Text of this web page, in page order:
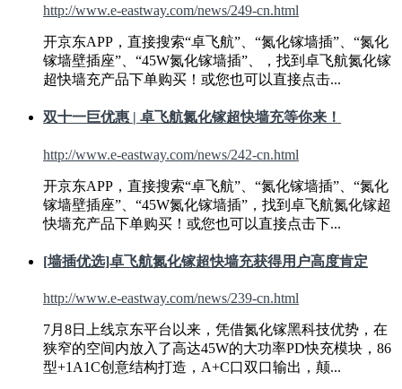
http://www.e-eastway.com/news/249-cn.html
开京东APP，直接搜索“卓飞航”、“氮化镓墙插”、“氮化
镓墙壁插座”、“45W氮化镓墙插”、，找到卓飞航氮化镓
超快墙充产品下单购买！或您也可以直接点击...
双十一巨优惠 | 卓飞航氮化镓超快墙充等你来！
http://www.e-eastway.com/news/242-cn.html
开京东APP，直接搜索“卓飞航”、“氮化镓墙插”、“氮化
镓墙壁插座”、“45W氮化镓墙插”，找到卓飞航氮化镓超
快墙充产品下单购买！或您也可以直接点击下...
[墙插优选]卓飞航氮化镓超快墙充获得用户高度肯定
http://www.e-eastway.com/news/239-cn.html
7月8日上线京东平台以来，凭借氮化镓黑科技优势，在
狭窄的空间内放入了高达45W的大功率PD快充模块，86
型+1A1C创意结构打造，A+C口双口输出，颠...